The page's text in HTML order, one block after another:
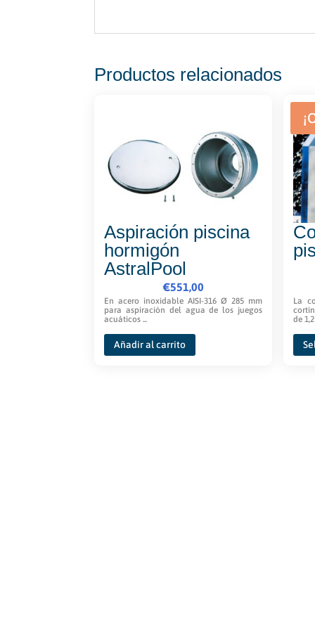
Productos relacionados
Aspiración piscina
hormigón
AstralPool
€551,00
En acero inoxidable AISI-316 Ø 285 mm
para aspiración del agua de los juegos
acuáticos ...
Añadir al carrito
La
de